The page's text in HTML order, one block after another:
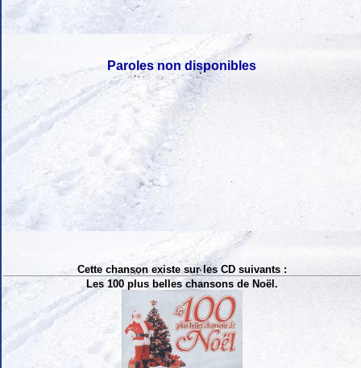
Paroles non disponibles
Cette chanson existe sur les CD suivants :
Les 100 plus belles chansons de Noël.